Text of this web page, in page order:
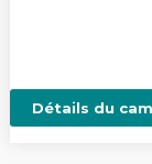
Détails du